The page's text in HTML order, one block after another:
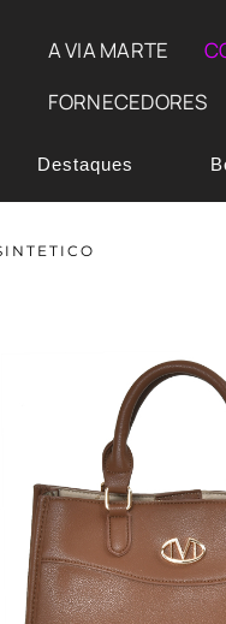
A VIA MARTE
FORNECEDORES
Destaques